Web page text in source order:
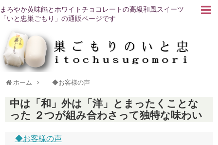
まろやか黄味餡とホワイトチョコレートの高級和風スイーツ
「いと忠巣ごもり」の通販ページです
ホーム ◆お客様の声
中は「和」外は「洋」とまったくことな
った ２つが組み合わさって独特な味わい
◆お客様の声